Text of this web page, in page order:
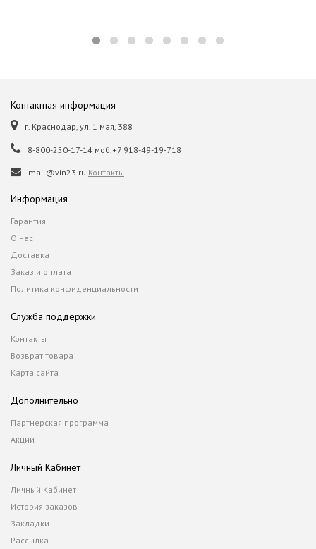
Контактная информация
г. Краснодар, ул. 1 мая, 388
8-800-250-17-14 моб.+7 918-49-19-718
mail@vin23.ru Контакты
Информация
Гарантия
О нас
Доставка
Заказ и оплата
Политика конфиденциальности
Служба поддержки
Контакты
Возврат товара
Карта сайта
Дополнительно
Партнерская программа
Акции
Личный Кабинет
Личный Кабинет
История заказов
Закладки
Рассылка